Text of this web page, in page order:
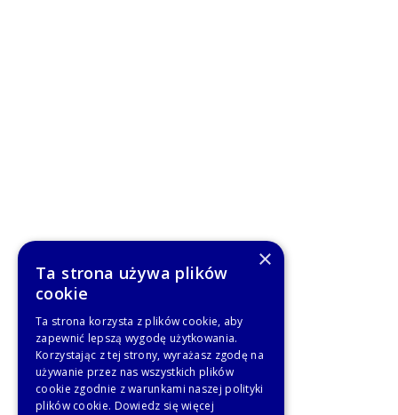
×
Ta strona używa plików
cookie
Ta strona korzysta z plików cookie, aby
zapewnić lepszą wygodę użytkowania.
Korzystając z tej strony, wyrażasz zgodę na
używanie przez nas wszystkich plików
cookie zgodnie z warunkami naszej polityki
plików cookie. Dowiedz się więcej